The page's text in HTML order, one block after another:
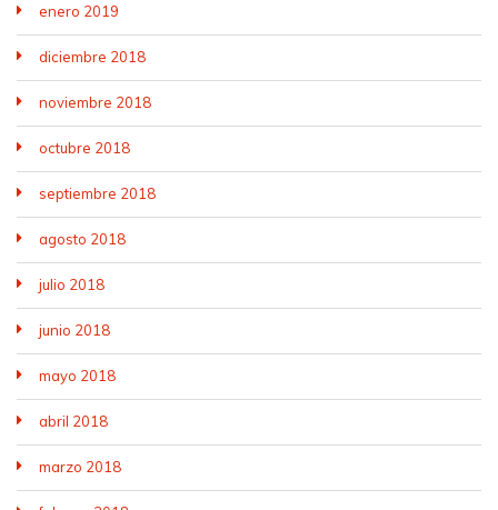
enero 2019
diciembre 2018
noviembre 2018
octubre 2018
septiembre 2018
agosto 2018
julio 2018
junio 2018
mayo 2018
abril 2018
marzo 2018